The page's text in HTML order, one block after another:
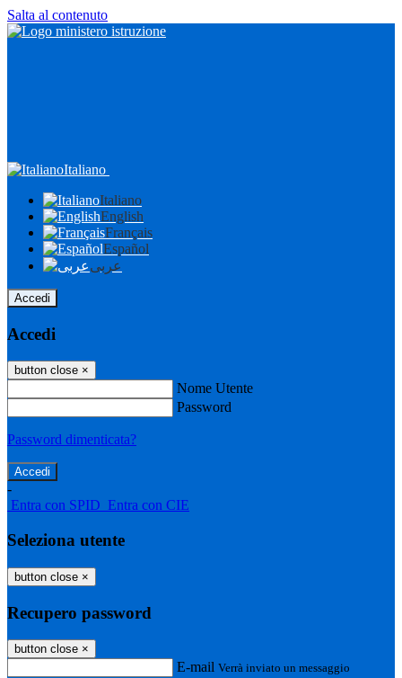
Salta al contenuto
Italiano
Italiano
English
Français
Español
عربى
Accedi
Accedi
button close ×
Nome Utente
Password
Password dimenticata?
-
Entra con SPID Entra con CIE
Seleziona utente
button close ×
Recupero password
button close ×
E-mail Verrà inviato un messaggio